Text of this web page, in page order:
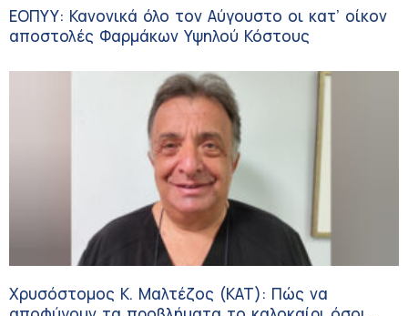
ΕΟΠΥΥ: Κανονικά όλο τον Αύγουστο οι κατ’ οίκον
αποστολές Φαρμάκων Υψηλού Κόστους
Χρυσόστομος Κ. Μαλτέζος (ΚΑΤ): Πώς να